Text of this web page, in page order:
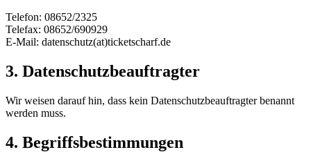
Telefon: 08652/2325
Telefax: 08652/690929
E-Mail: datenschutz(at)ticketscharf.de
3. Datenschutzbeauftragter
Wir weisen darauf hin, dass kein Datenschutzbeauftragter benannt
werden muss.
4. Begriffsbestimmungen